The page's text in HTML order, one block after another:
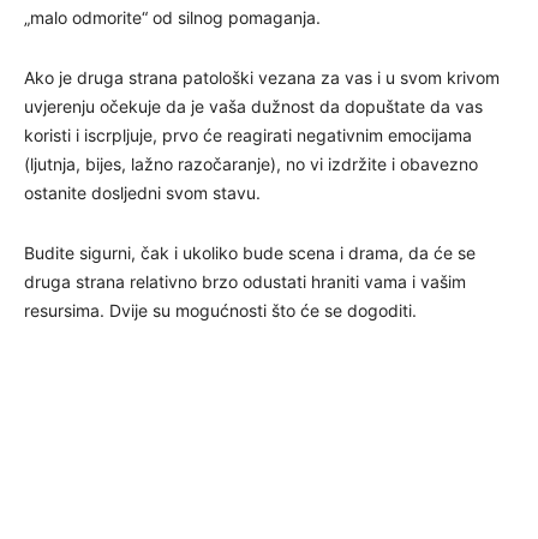
„malo odmorite“ od silnog pomaganja.
Ako je druga strana patološki vezana za vas i u svom krivom
uvjerenju očekuje da je vaša dužnost da dopuštate da vas
koristi i iscrpljuje, prvo će reagirati negativnim emocijama
(ljutnja, bijes, lažno razočaranje), no vi izdržite i obavezno
ostanite dosljedni svom stavu.
Budite sigurni, čak i ukoliko bude scena i drama, da će se
druga strana relativno brzo odustati hraniti vama i vašim
resursima. Dvije su mogućnosti što će se dogoditi.